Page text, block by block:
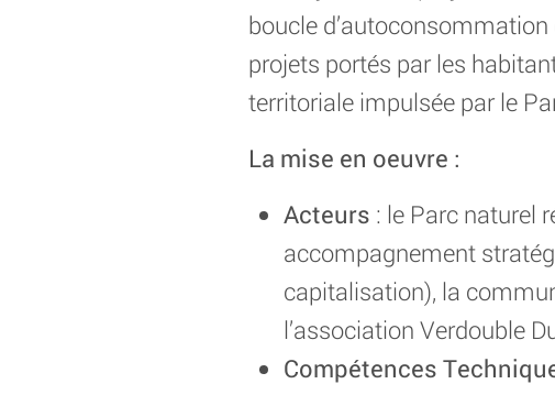
boucle
projets portés par les
territoriale impulsée par le
La mise en oeuvre :
Acteurs : le Parc naturel
accompagnement
capitalisation), la
l’association Verdouble
Compétences